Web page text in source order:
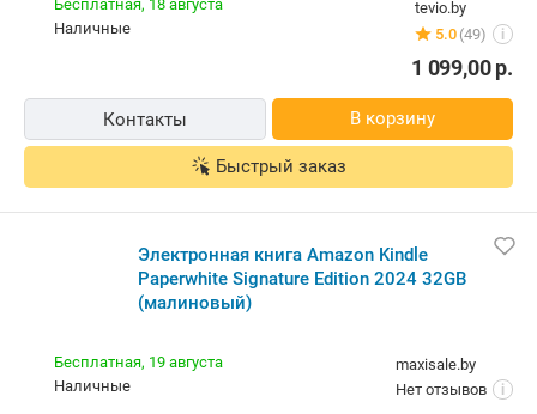
tevio.by
5.0 (49) i
Бесплатная, 18 августа
наличные
1 099,00р.
Контакты В корзину
Быстрый заказ
Электронная книга Amazon Kindle
Paperwhite Signature Edition 2024 32GB
(малиновый)
maxisale.by
Нет отзывов
i
Бесплатная, 19 августа
наличные